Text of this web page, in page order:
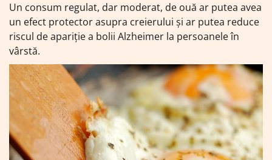
Un consum regulat, dar moderat, de ouă ar putea avea
un efect protector asupra creierului și ar putea reduce
riscul de apariție a bolii Alzheimer la persoanele în
vârstă.